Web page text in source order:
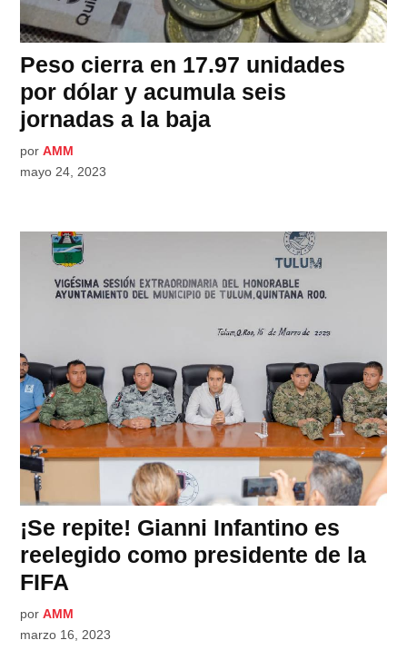
Peso cierra en 17.97 unidades
por dólar y acumula seis
jornadas a la baja
por AMM
mayo 24, 2023
¡Se repite! Gianni Infantino es
reelegido como presidente de la
FIFA
por AMM
marzo 16, 2023